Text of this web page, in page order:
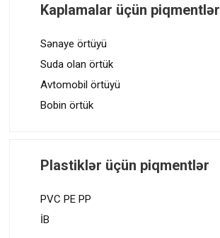
Kaplamalar üçün piqmentlər
Sənaye örtüyü
Suda olan örtük
Avtomobil örtüyü
Bobin örtük
Plastiklər üçün piqmentlər
PVC PE PP
İB